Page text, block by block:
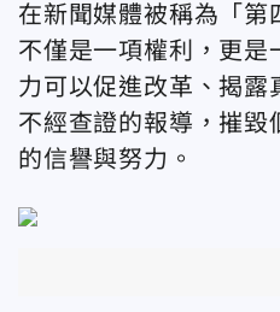
在新聞媒體被稱為「第
不僅是一項權利，更是
力可以促進改革、揭露
不經查證的報導，摧毀
的信譽與努力。